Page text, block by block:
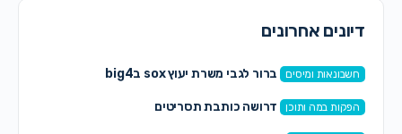
דיונים אחרונים
חשבונאות ומיסים ברור לגבי משרת יעוץ sox בbig4
הפקות במה ותוכן דרושה כותבת תסריטים